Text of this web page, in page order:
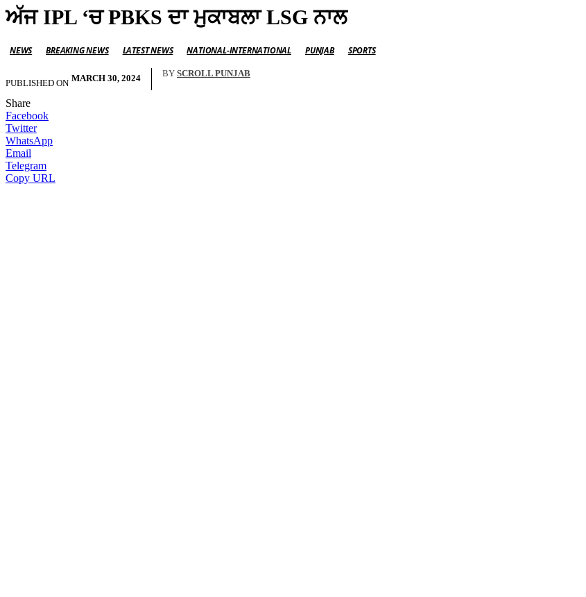
ਅੱਜ IPL ‘ਚ PBKS ਦਾ ਮੁਕਾਬਲਾ LSG ਨਾਲ
NEWS BREAKING NEWS LATEST NEWS NATIONAL-INTERNATIONAL PUNJAB SPORTS
PUBLISHED ON MARCH 30, 2024 BY SCROLL PUNJAB
Share
Facebook
Twitter
WhatsApp
Email
Telegram
Copy URL